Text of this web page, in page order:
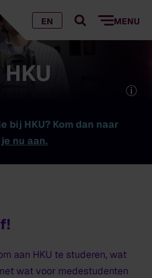
EN MENU
bij HKU? Kom dan naar
nu aan.
aan HKU te studeren, wat
wat voor medestudenten